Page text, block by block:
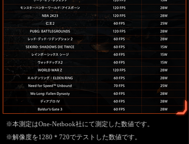
※本測定はOne-Netbook社にて測定した数値です。
※解像度を1280＊720でテストした数値です。